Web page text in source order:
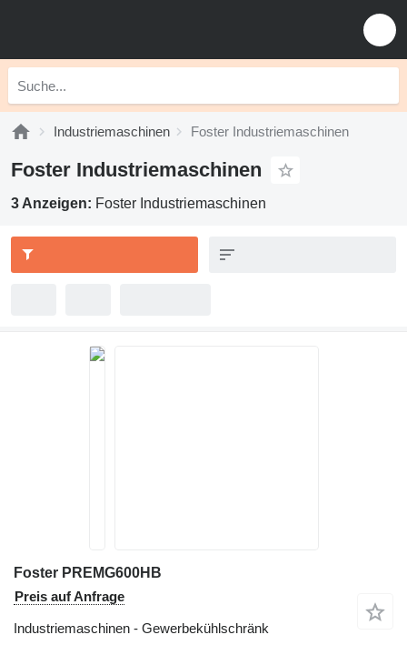
Industriemaschinen Foster Industriemaschinen
Foster Industriemaschinen
3 Anzeigen: Foster Industriemaschinen
Foster PREMG600HB
Preis auf Anfrage
Industriemaschinen - Gewerbekühlschränk